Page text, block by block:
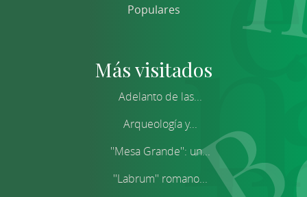
Populares
Más visitados
Adelanto de las...
Arqueología y...
''Mesa Grande'': un...
''Labrum'' romano...